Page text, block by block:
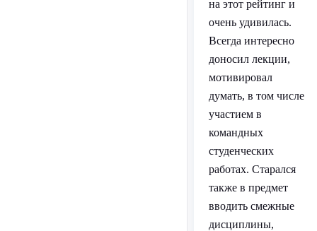
на этот рейтинг и
очень удивилась.
Всегда интересно
доносил лекции,
мотивировал
думать, в том числе
участием в
командных
студенческих
работах. Старался
также в предмет
вводить смежные
дисциплины,